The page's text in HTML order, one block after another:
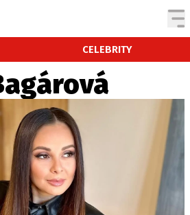
CELEBRITY
ČESKÉ CELEBRITY
SVĚTOVÉ CELEBRITY